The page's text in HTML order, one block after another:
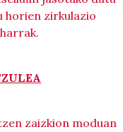
zirkulazio
zaizkion moduan